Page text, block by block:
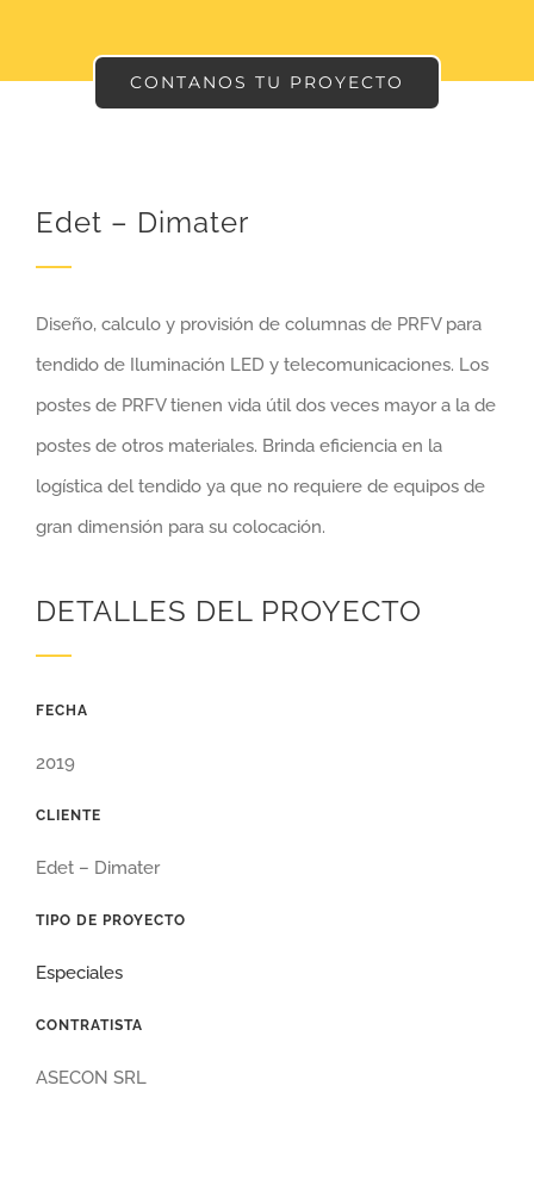
CONTANOS TU PROYECTO
Edet – Dimater
Diseño, calculo y provisión de columnas de PRFV para
tendido de Iluminación LED y telecomunicaciones. Los
postes de PRFV tienen vida útil dos veces mayor a la de
postes de otros materiales. Brinda eficiencia en la
logística del tendido ya que no requiere de equipos de
gran dimensión para su colocación.
DETALLES DEL PROYECTO
FECHA
2019
CLIENTE
Edet – Dimater
TIPO DE PROYECTO
Especiales
CONTRATISTA
ASECON SRL